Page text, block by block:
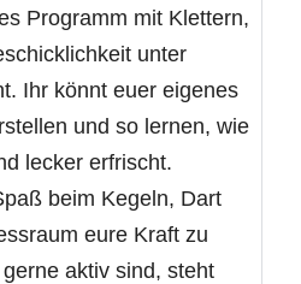
Programm mit Klettern,
unter
Ihr könnt euer eigenes
und so lernen, wie
lecker erfrischt.
beim Kegeln, Dart
eure Kraft zu
aktiv sind, steht